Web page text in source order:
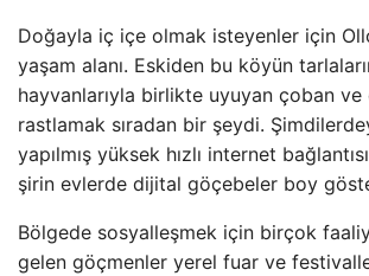
Doğayla iç içe olmak isteyenler için
yaşam alanı. Eskiden bu köyün
hayvanlarıyla birlikte uyuyan çoban
rastlamak sıradan bir şeydi.
yapılmış yüksek hızlı internet
şirin evlerde dijital göçebeler boy
Bölgede sosyalleşmek için birçok
gelen göçmenler yerel fuar ve